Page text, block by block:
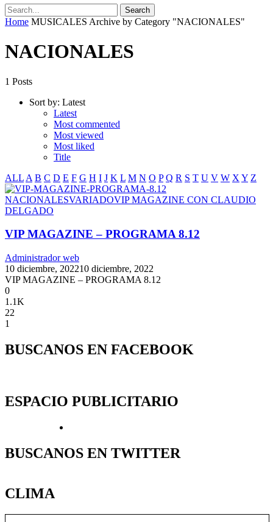
Home MUSICALES Archive by Category "NACIONALES"
NACIONALES
1 Posts
Sort by: Latest
Latest
Most commented
Most viewed
Most liked
Title
ALL A B C D E F G H I J K L M N O P Q R S T U V W X Y Z
NACIONALESVARIADOVIP MAGAZINE CON CLAUDIO
DELGADO
VIP MAGAZINE – PROGRAMA 8.12
Administrador web
10 diciembre, 202210 diciembre, 2022
VIP MAGAZINE – PROGRAMA 8.12
0
1.1K
22
1
BUSCANOS EN FACEBOOK
ESPACIO PUBLICITARIO
BUSCANOS EN TWITTER
CLIMA